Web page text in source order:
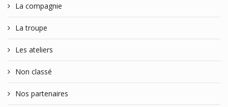
La compagnie
La troupe
Les ateliers
Non classé
Nos partenaires